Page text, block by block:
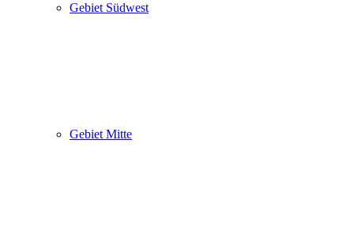
Gebiet Südwest
Gebiet Mitte